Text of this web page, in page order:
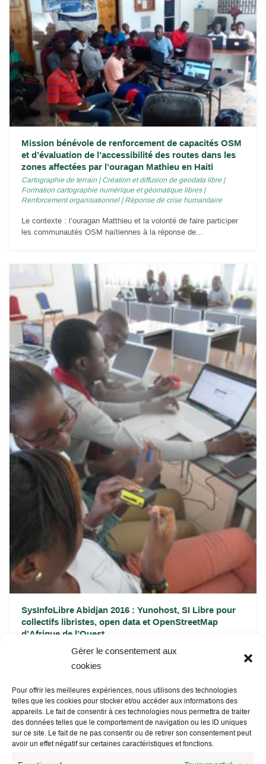
Gérer le consentement aux
cookies
Pour offrir les meilleures expériences, nous utilisons des technologies
telles que les cookies pour stocker et/ou accéder aux informations des
appareils. Le fait de consentir à ces technologies nous permettra de traiter
des données telles que le comportement de navigation ou les ID uniques
sur ce site. Le fait de ne pas consentir ou de retirer son consentement peut
avoir un effet négatif sur certaines caractéristiques et fonctions.
Mission bénévole de renforcement de capacités OSM
et d’évaluation de l’accessibilité des routes dans les
zones affectées par l’ouragan Mathieu en Haiti
Cartographie de terrain|Création et diffusion de geodata libre|
Formation cartographie numérique et géomatique libres|
Renforcement organisationnel|Réponse de crise humanitaire
Le contexte : l’ouragan Matthieu et la volonté de faire participer
les communautés OSM haïtiennes à la réponse de...
SysInfoLibre Abidjan 2016 : Yunohost, SI Libre pour
collectifs libristes, open data et OpenStreetMap
d’Afrique de l’Ouest
Documentation technique
Renforcement
atelier pilote “Installer et gérer un système d’information...